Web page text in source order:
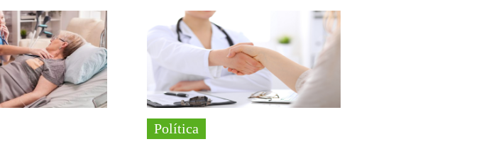
Política